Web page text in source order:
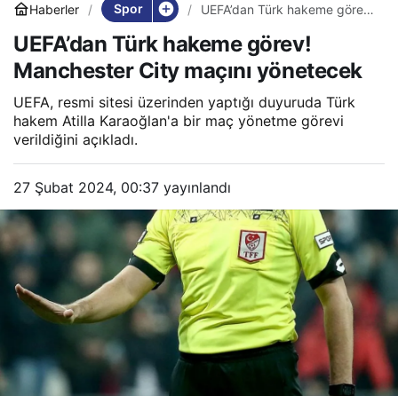
Haberler Spor
UEFA’dan Türk hakeme görev!
yönetecek
UEFA’dan Türk hakeme görev!
Manchester City maçını yönetecek
UEFA, resmi sitesi üzerinden yaptığı duyuruda Türk
hakem Atilla Karaoğlan'a bir maç yönetme görevi
verildiğini açıkladı.
27 Şubat 2024, 00:37 yayınlandı